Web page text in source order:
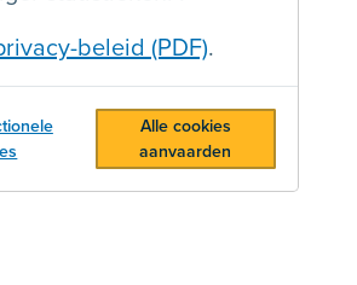
beleid (PDF).
Alle cookies
aanvaarden